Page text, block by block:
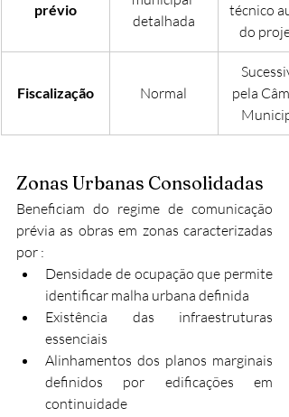
prévio
detalhada
técnico
do
Fiscalização Normal
pela
Zonas Urbanas Consolidadas
Beneficiam do regime de comunicação
prévia as obras em zonas caracterizadas
por :
Densidade de ocupação que permite
identificar malha urbana definida
Existência das infraestruturas
essenciais
Alinhamentos dos planos marginais
definidos por edificações em
continuidade